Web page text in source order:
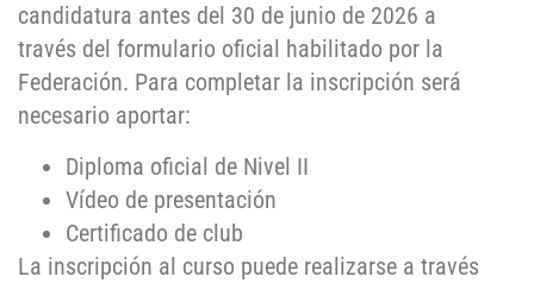
candidatura antes del 30 de junio de 2026 a
través del formulario oficial habilitado por la
Federación. Para completar la inscripción será
necesario aportar:
Diploma oficial de Nivel II
Vídeo de presentación
Certificado de club
La inscripción al curso puede realizarse a través